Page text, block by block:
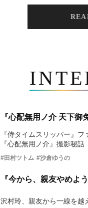
『心配無用ノ介 天下
『侍タイムスリッパー』
『心配無用ノ介』撮影秘話
#田村ツトム #沙倉ゆうの
『今から、親友やめよ
沢村玲、親友から一線を